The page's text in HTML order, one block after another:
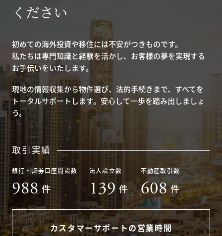
ください
初めての海外投資や移住には不安がつきものです。
私たちは専門知識と経験を活かし、お客様の夢を実現する
お手伝いをいたします。
現地の情報収集から物件選び、法的手続きまで、すべてを
トータルサポートします。安心して一歩を踏み出しましょ
う。
取引実績
銀行・証券口座開設数
988 件
法人設立数
139 件
不動産取引数
608 件
カスタマーサポートの営業時間